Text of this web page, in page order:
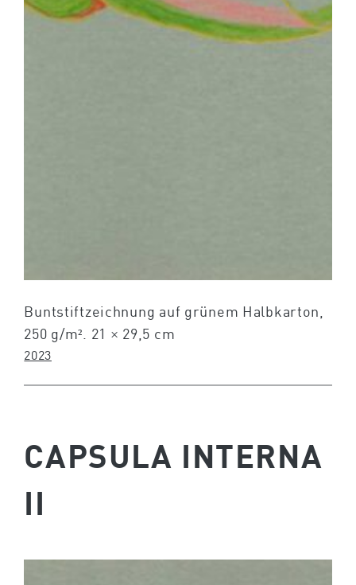
Buntstiftzeichnung auf grünem Halbkarton,
250 g/m². 21 × 29,5 cm
2023
CAPSULA INTERNA
II